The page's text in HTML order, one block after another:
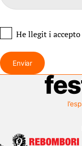
He llegit i accepto
Enviar